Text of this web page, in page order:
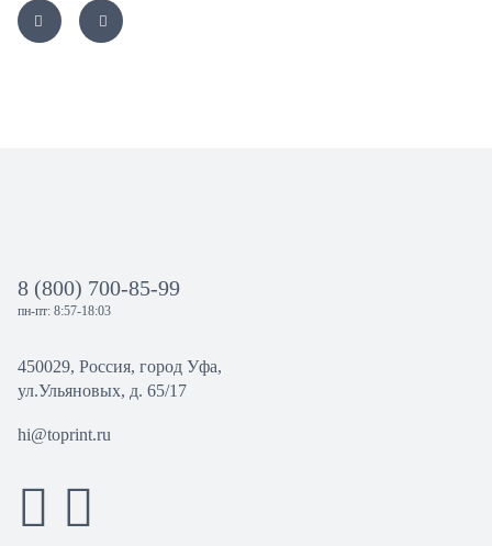
8 (800) 700-85-99
пн-пт: 8:57-18:03
450029, Россия, город Уфа,
ул.Ульяновых, д. 65/17
hi@toprint.ru